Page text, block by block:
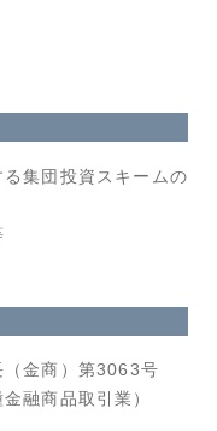
集団投資スキームの
金商）第3063号
融商品取引業）